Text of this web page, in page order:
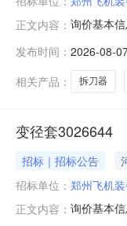
正文内容： 询价基本
账180天后
式交货日
发布时间： 2026-08-
相关产品：
拆刀器
变径套3026644
招标｜招标公告
招标单位： 郑州飞机
正文内容： 询价基本